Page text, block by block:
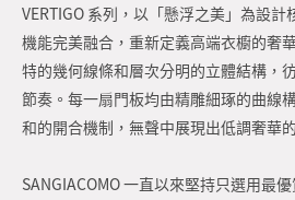
VERTIGO 系列，以「懸浮之美」為設
機能完美融合，重新定義高端衣櫥的奢
特的幾何線條和層次分明的立體結構，
節奏。每一扇門板均由精雕細琢的曲線
和的開合機制，無聲中展現出低調奢華
SANGIACOMO 一直以來堅持只選用最